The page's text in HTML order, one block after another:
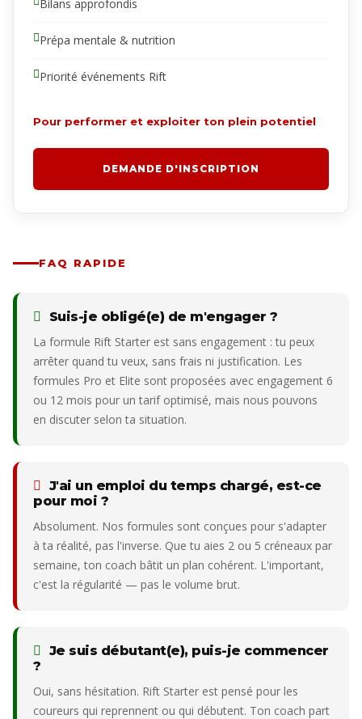
Bilans approfondis
Prépa mentale & nutrition
Priorité événements Rift
Pour performer et exploiter ton plein potentiel
DEMANDE D'INSCRIPTION
FAQ RAPIDE
Suis-je obligé(e) de m'engager ?
La formule Rift Starter est sans engagement : tu peux
arrêter quand tu veux, sans frais ni justification. Les
formules Pro et Elite sont proposées avec engagement 6
ou 12 mois pour un tarif optimisé, mais nous pouvons
en discuter selon ta situation.
J'ai un emploi du temps chargé, est-ce
pour moi ?
Absolument. Nos formules sont conçues pour s'adapter
à ta réalité, pas l'inverse. Que tu aies 2 ou 5 créneaux par
semaine, ton coach bâtit un plan cohérent. L'important,
c'est la régularité — pas le volume brut.
Je suis débutant(e), puis-je commencer
?
Oui, sans hésitation. Rift Starter est pensé pour les
coureurs qui reprennent ou qui débutent. Ton coach part